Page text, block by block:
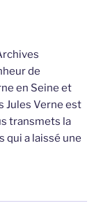
de
en Seine et
Jules Verne est
transmets la
qui a laissé une